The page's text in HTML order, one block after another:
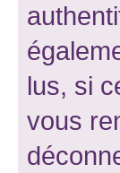
lus, si
vous